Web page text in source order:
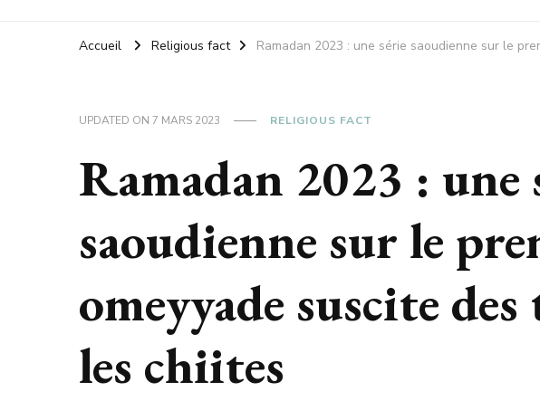
Accueil Religious fact Ramadan 2023 : une série saoudienne sur le
UPDATED ON 7 MARS 2023 RELIGIOUS FACT
Ramadan 2023 : une
saoudienne sur le
omeyyade suscite
les chiites